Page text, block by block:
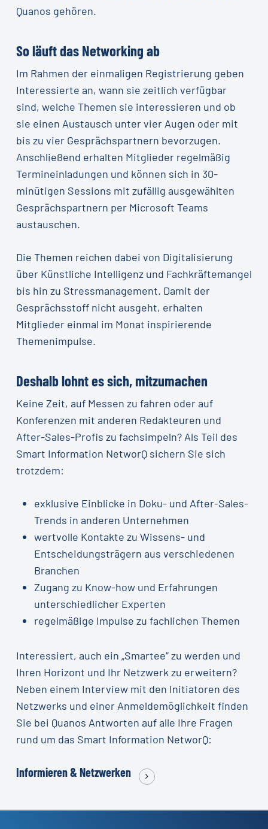
Quanos gehören.
So läuft das Networking ab
Im Rahmen der einmaligen Registrierung geben
Interessierte an, wann sie zeitlich verfügbar
sind, welche Themen sie interessieren und ob
sie einen Austausch unter vier Augen oder mit
bis zu vier Gesprächspartnern bevorzugen.
Anschließend erhalten Mitglieder regelmäßig
Termineinladungen und können sich in 30-
minütigen Sessions mit zufällig ausgewählten
Gesprächspartnern per Microsoft Teams
austauschen.
Die Themen reichen dabei von Digitalisierung
über Künstliche Intelligenz und Fachkräftemangel
bis hin zu Stressmanagement. Damit der
Gesprächsstoff nicht ausgeht, erhalten
Mitglieder einmal im Monat inspirierende
Themenimpulse.
Deshalb lohnt es sich, mitzumachen
Keine Zeit, auf Messen zu fahren oder auf
Konferenzen mit anderen Redakteuren und
After-Sales-Profis zu fachsimpeln? Als Teil des
Smart Information NetworQ sichern Sie sich
trotzdem:
exklusive Einblicke in Doku- und After-Sales-
Trends in anderen Unternehmen
wertvolle Kontakte zu Wissens- und
Entscheidungsträgern aus verschiedenen
Branchen
Zugang zu Know-how und Erfahrungen
unterschiedlicher Experten
regelmäßige Impulse zu fachlichen Themen
Interessiert, auch ein „Smartee“ zu werden und
Ihren Horizont und Ihr Netzwerk zu erweitern?
Neben einem Interview mit den Initiatoren des
Netzwerks und einer Anmeldemöglichkeit finden
Sie bei Quanos Antworten auf alle Ihre Fragen
rund um das Smart Information NetworQ:
Informieren & Netzwerken